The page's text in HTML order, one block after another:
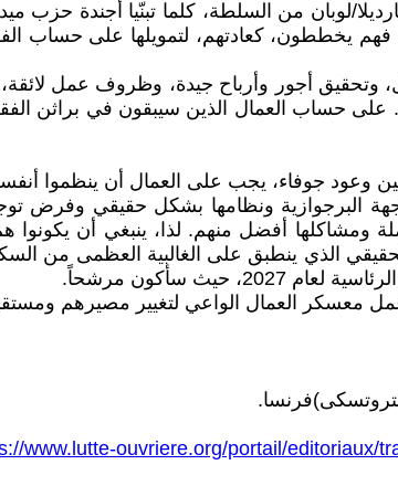
فهم يخططون، كعادتهم، لتمويلها على حساب
وتحقيق أجور وأرباح جيدة، وظروف عمل
العمل... على حساب العمال الذين سيبقون في براثن
وعود جوفاء، يجب على العمال أن ينظموا
البرجوازية ونظامها بشكل حقيقي وفرض
ومشاكلها أفضل منهم. لذا، ينبغي أن يكونوا
الذي ينطبق على الغالبية العظمى من
سأكون مرشحاً.
معسكر العمال الواعي لتغيير مصيرهم
www.lutte-ouvriere.org/portail/editoriaux/